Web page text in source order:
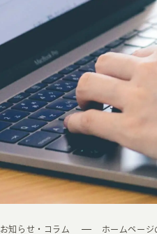
お知らせ・コラム ホームペー